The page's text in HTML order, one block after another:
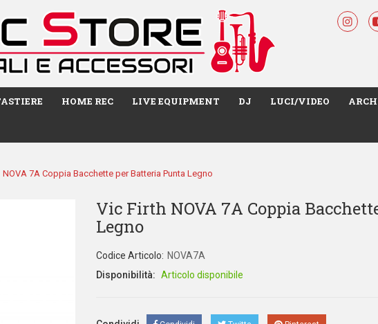
HOME REC LIVE EQUIPMENT DJ LUCI/VIDEO
NOVA 7A Coppia Bacchette per Batteria Punta Legno
Vic Firth NOVA 7A Coppia
Legno
Codice Articolo: NOVA7A
Disponibilità: Articolo disponibile